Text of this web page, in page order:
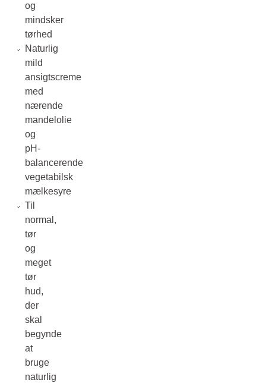
og
mindsker
tørhed
Naturlig
mild
ansigtscreme
med
nærende
mandelolie
og
pH-
balancerende
vegetabilsk
mælkesyre
Til
normal,
tør
og
meget
tør
hud,
der
skal
begynde
at
bruge
naturlig